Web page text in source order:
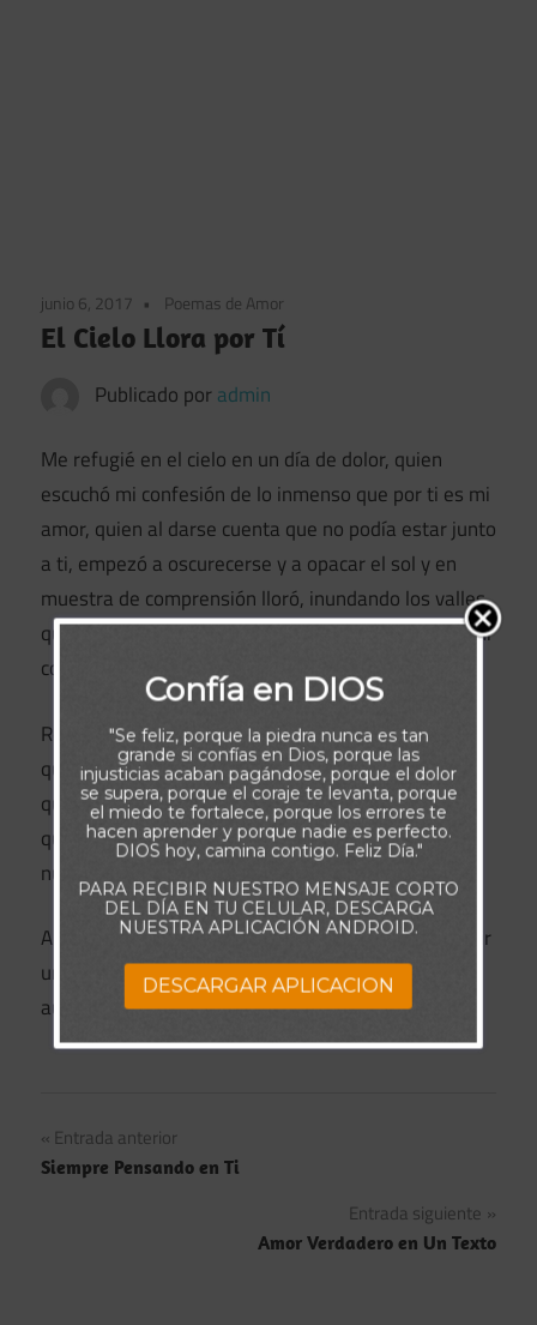
junio 6, 2017 Poemas de Amor
El Cielo Llora por Tí
Publicado por admin
Me refugié en el cielo en un día de dolor, quien
escuchó mi confesión de lo inmenso que por ti es mi
amor, quien al darse cuenta que no podía estar junto
a ti, empezó a oscurecerse y a opacar el sol y en
muestra de comprensión lloró, inundando los valles
que vieron crecer mi inspiración, que tan frágil es mi
corazón.
Reflexioné acerca de nuestro amor, confirmando
que estar lejos de ti, no es la solución, pero que
querer besarte para ti no es una opción, que pedir
que cumplas mi lista de deseos, no eliminará
nuestra ilusión.
Aunque el egoísmo me dice que te convenza de vivir
un imposible amor, solo quiero que seas feliz,
aunque la razón de tu fidelidad no sea yo.
Navegación
de
Entrada anterior
Siempre Pensando en Ti
Entrada siguiente
Amor Verdadero en Un Texto
Confía en DIOS
"Se feliz, porque la piedra nunca es tan
grande si confías en Dios, porque las
injusticias acaban pagándose, porque el dolor
se supera, porque el coraje te levanta, porque
el miedo te fortalece, porque los errores te
hacen aprender y porque nadie es perfecto.
DIOS hoy, camina contigo. Feliz Día."
PARA RECIBIR NUESTRO MENSAJE CORTO
DEL DÍA EN TU CELULAR, DESCARGA
NUESTRA APLICACIÓN ANDROID.
DESCARGAR APLICACION